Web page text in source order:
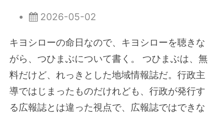
2026-05-02
キヨシローの命日なので、キヨシローを聴きな
がら、つひまぶについて書く。 つひまぶは、無
料だけど、れっきとした地域情報誌だ。行政主
導ではじまったものだけれども、行政が発行す
る広報誌とは違った視点で、広報誌ではできな